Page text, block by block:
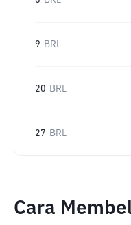
9 BRL
20 BRL
27 BRL
Cara